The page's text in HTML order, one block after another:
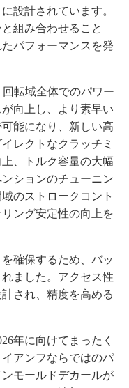
設計されています。
組み合わせること
パフォーマンスを発
転域全体でのパワー
向上し、より素早い
能になり、新しい高
レクトなクラッチミ
、トルク容量の大幅
ションのチューニン
のストロークコント
ング安定性の向上を
確保するため、バッ
ました。アクセス性
され、精度を高める
年に向けてまったく
アンフならではのパ
モールドデカールが